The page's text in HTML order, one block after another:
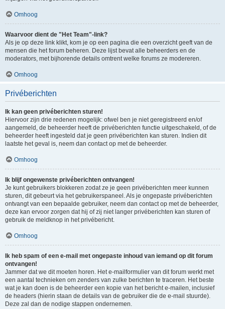
Omhoog
Waarvoor dient de "Het Team"-link?
Als je op deze link klikt, kom je op een pagina die een overzicht geeft van de
mensen die het forum beheren. Deze lijst bevat alle beheerders en de
moderators, met bijhorende details omtrent welke forums ze modereren.
Omhoog
Privéberichten
Ik kan geen privéberichten sturen!
Hiervoor zijn drie redenen mogelijk: ofwel ben je niet geregistreerd en/of
aangemeld, de beheerder heeft de privéberichten functie uitgeschakeld, of de
beheerder heeft ingesteld dat je geen privéberichten kan sturen. Indien dit
laatste het geval is, neem dan contact op met de beheerder.
Omhoog
Ik blijf ongewenste privéberichten ontvangen!
Je kunt gebruikers blokkeren zodat ze je geen privéberichten meer kunnen
sturen, dit gebeurt via het gebruikerspaneel. Als je ongepaste privéberichten
ontvangt van een bepaalde gebruiker, neem dan contact op met de beheerder,
deze kan ervoor zorgen dat hij of zij niet langer privéberichten kan sturen of
gebruik de meldknop in het privébericht.
Omhoog
Ik heb spam of een e-mail met ongepaste inhoud van iemand op dit forum
ontvangen!
Jammer dat we dit moeten horen. Het e-mailformulier van dit forum werkt met
een aantal technieken om zenders van zulke berichten te traceren. Het beste
wat je kan doen is de beheerder een kopie van het bericht e-mailen, inclusief
de headers (hierin staan de details van de gebruiker die de e-mail stuurde).
Deze zal dan de nodige stappen ondernemen.